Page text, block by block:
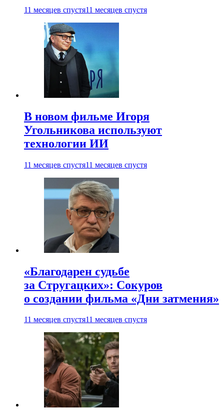
11 месяцев спустя11 месяцев спустя
В новом фильме Игоря
Угольникова используют
технологии ИИ
11 месяцев спустя11 месяцев спустя
«Благодарен судьбе
за Стругацких»: Сокуров
о создании фильма «Дни затмения»
11 месяцев спустя11 месяцев спустя